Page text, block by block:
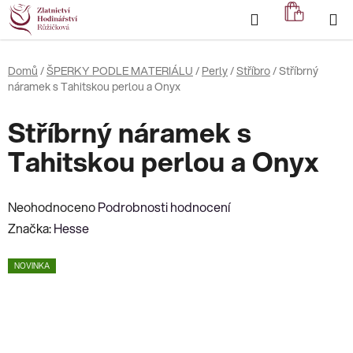
Přejít
na
obsah
Hledat
KOŠÍK
Domů /ŠPERKY PODLE MATERIÁLU / Perly/Stříbro/Stříbrný
náramek s Tahitskou perlou a Onyx
Stříbrný náramek s
Tahitskou perlou a Onyx
Průměrné
hodnocení
je
NeohodnocenoPodrobnosti hodnocení
Značka:Hesse
NOVINKA